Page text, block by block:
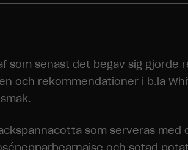
senast det begav sig gjorde
och rekommendationer i b.la
som serveras med
och sotad
hemsidan
Upplevelse
För att vår
hemsida ska
ditt besök.
Om du nekar